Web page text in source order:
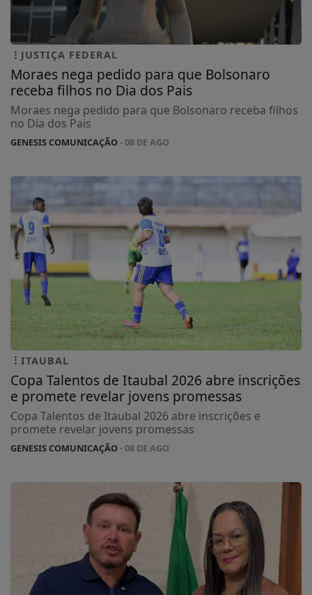
JUSTIÇA FEDERAL
Moraes nega pedido para que Bolsonaro
receba filhos no Dia dos Pais
Moraes nega pedido para que Bolsonaro receba filhos
no Dia dos Pais
GENESIS COMUNICAÇÃO- 08 DE AGO
ITAUBAL
Copa Talentos de Itaubal 2026 abre inscrições
e promete revelar jovens promessas
Copa Talentos de Itaubal 2026 abre inscrições e
promete revelar jovens promessas
GENESIS COMUNICAÇÃO- 08 DE AGO